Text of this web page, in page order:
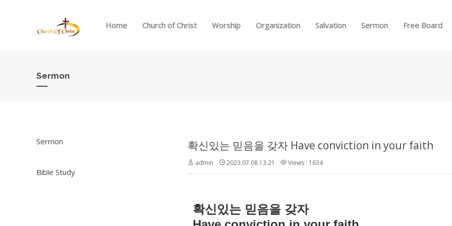
Home Church of Christ Worship Organization Salvation Sermon Free Board
Sermon
Sermon
Bible Study
확신있는 믿음을 갖자 Have conviction in your faith
admin 2023.07.08 13:21 Views : 1634
확신있는 믿음을 갖자